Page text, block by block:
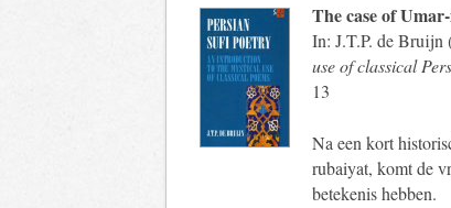
The case of
In: J.T.P. de Bruijn
use of classical
13
Na een kort
rubaiyat, komt de
betekenis hebben.